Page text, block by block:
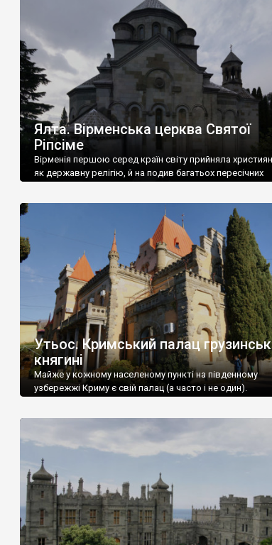
називаються «повстяками» (postaki)…” “Вино. Крим
виробляє відмінне вино і його вдосталь: воно все
легке біле і дуже […]
Ялта. Вірменська церква Святої
Ріпсіме
Вірменія першою серед країн світу прийняла
як державну релігію, й на подив багатьох пересічних
Утьос. Кримський палац
княгині
Майже у кожному населеному пункті на південному
узбережжі Криму є свій палац (а часто і не один).